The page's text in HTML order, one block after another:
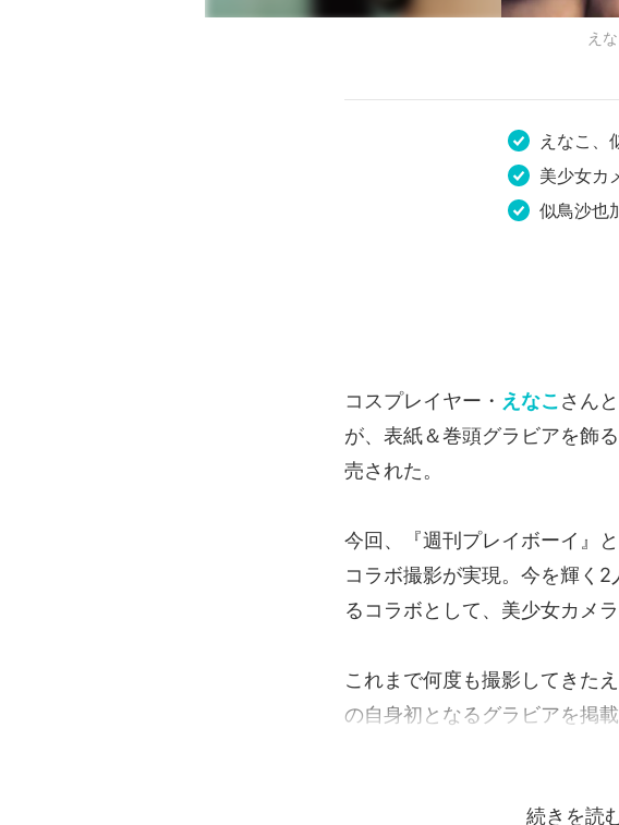
え
えなこ、
美少女カ
似鳥沙也
コスプレイヤー・ えなこ さん
が、表紙＆巻頭グラビアを飾
売された。
今回、『週刊プレイボーイ』
コラボ撮影が実現。今を輝く
るコラボとして、美少女カメ
これまで何度も撮影してきた
の自身初となるグラビアを掲
続きを読